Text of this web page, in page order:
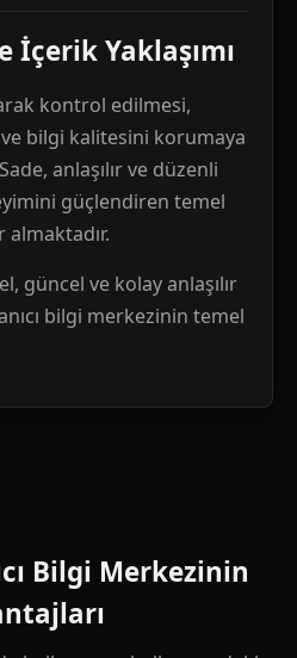
İçerik Yaklaşımı
kontrol edilmesi,
bilgi kalitesini korumaya
anlaşılır ve düzenli
güçlendiren temel
almaktadır.
güncel ve kolay anlaşılır
bilgi merkezinin temel
Bilgi Merkezinin